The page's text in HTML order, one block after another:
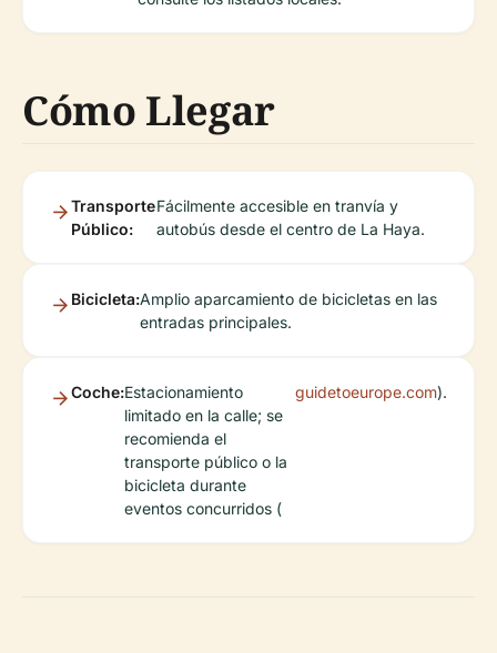
Cómo Llegar
Transporte
Público:
Fácilmente accesible en tranvía y
autobús desde el centro de La Haya.
Bicicleta:Amplio aparcamiento de bicicletas en las
entradas principales.
Coche:Estacionamiento
limitado en la calle; se
recomienda el
transporte público o la
bicicleta durante
eventos concurridos (
guidetoeurope.com).